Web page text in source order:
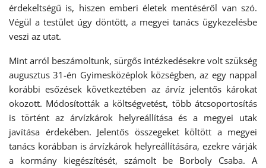
érdekeltségű is, hiszen emberi életek mentéséről van szó.
Végül a testület úgy döntött, a megyei tanács ügykezelésbe
veszi az utat.
Mint arról beszámoltunk, sürgős intézkedésekre volt szükség
augusztus 31-én Gyimesközéplok községben, az egy nappal
korábbi esőzések következtében az árvíz jelentős károkat
okozott. Módosították a költségvetést, több átcsoportosítás
is történt az árvízkárok helyreállítása és a megyei utak
javítása érdekében. Jelentős összegeket költött a megyei
tanács korábban is árvízkárok helyreállítására, ezekre várják
a kormány kiegészítését, számolt be Borboly Csaba. A